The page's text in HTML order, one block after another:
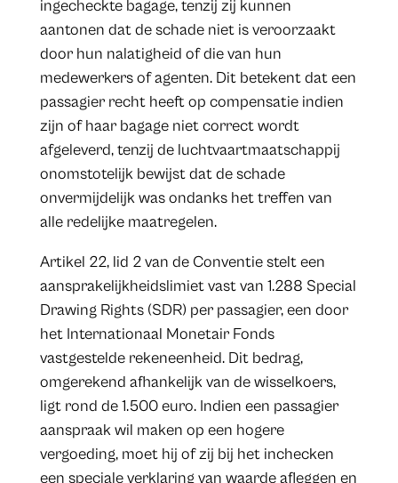
ingecheckte bagage, tenzij zij kunnen
aantonen dat de schade niet is veroorzaakt
door hun nalatigheid of die van hun
medewerkers of agenten. Dit betekent dat een
passagier recht heeft op compensatie indien
zijn of haar bagage niet correct wordt
afgeleverd, tenzij de luchtvaartmaatschappij
onomstotelijk bewijst dat de schade
onvermijdelijk was ondanks het treffen van
alle redelijke maatregelen.
Artikel 22, lid 2 van de Conventie stelt een
aansprakelijkheidslimiet vast van 1.288 Special
Drawing Rights (SDR) per passagier, een door
het Internationaal Monetair Fonds
vastgestelde rekeneenheid. Dit bedrag,
omgerekend afhankelijk van de wisselkoers,
ligt rond de 1.500 euro. Indien een passagier
aanspraak wil maken op een hogere
vergoeding, moet hij of zij bij het inchecken
een speciale verklaring van waarde afleggen en